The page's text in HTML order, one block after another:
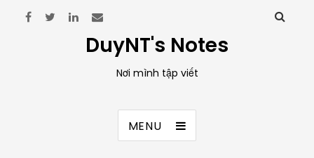
DuyNT's Notes
Nơi mình tập viết
MENU